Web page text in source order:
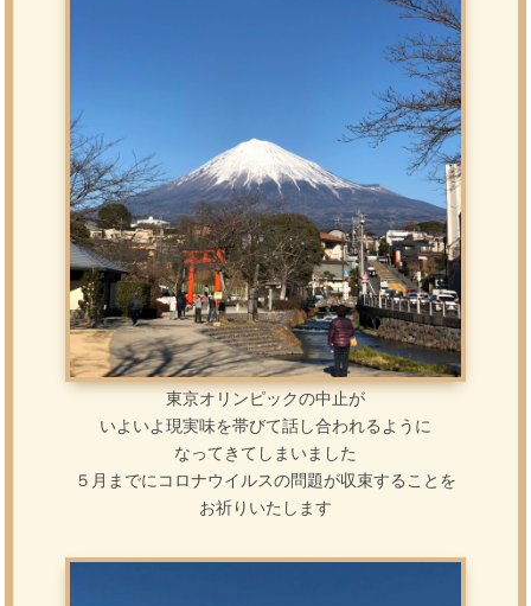
東京オリンピックの中止が
いよいよ現実味を帯びて話し合われるように
なってきてしまいました
５月までにコロナウイルスの問題が収束することを
お祈りいたします